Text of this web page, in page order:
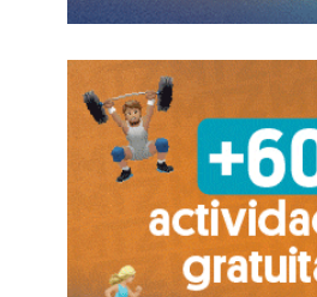
“MAS-TIN S.A.”- describió
esa manera, impulsamos un
futuro”. “Mostramos
quedamos en contactarnos
realmente útil”, narró.
En la jornada firmaron el
Vinculación y Memorando